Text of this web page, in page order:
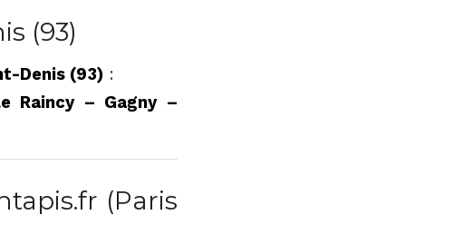
(93)
Denis (93) :
Raincy – Gagny –
(Paris